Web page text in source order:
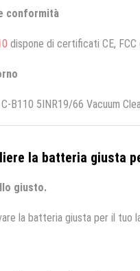
conformità
dispone di certificati CE,
B110 5INR19/66 Vacuum
la batteria giusta
giusto.
la batteria giusta per il tuo